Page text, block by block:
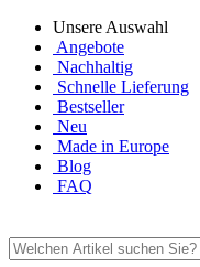
Unsere Auswahl
Angebote
Nachhaltig
Schnelle Lieferung
Bestseller
Neu
Made in Europe
Blog
FAQ